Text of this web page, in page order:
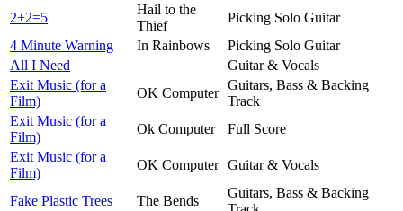
2+2=5
Hail to the
Thief
Picking Solo Guitar
4 Minute Warning
In Rainbows
Picking Solo Guitar
All I Need
Guitar & Vocals
Exit Music (for a
Film)
OK Computer
Guitars, Bass & Backing
Track
Exit Music (for a
Film)
Ok Computer
Full Score
Exit Music (for a
Film)
OK Computer Guitar & Vocals
Fake Plastic Trees The Bends
Guitars, Bass & Backing